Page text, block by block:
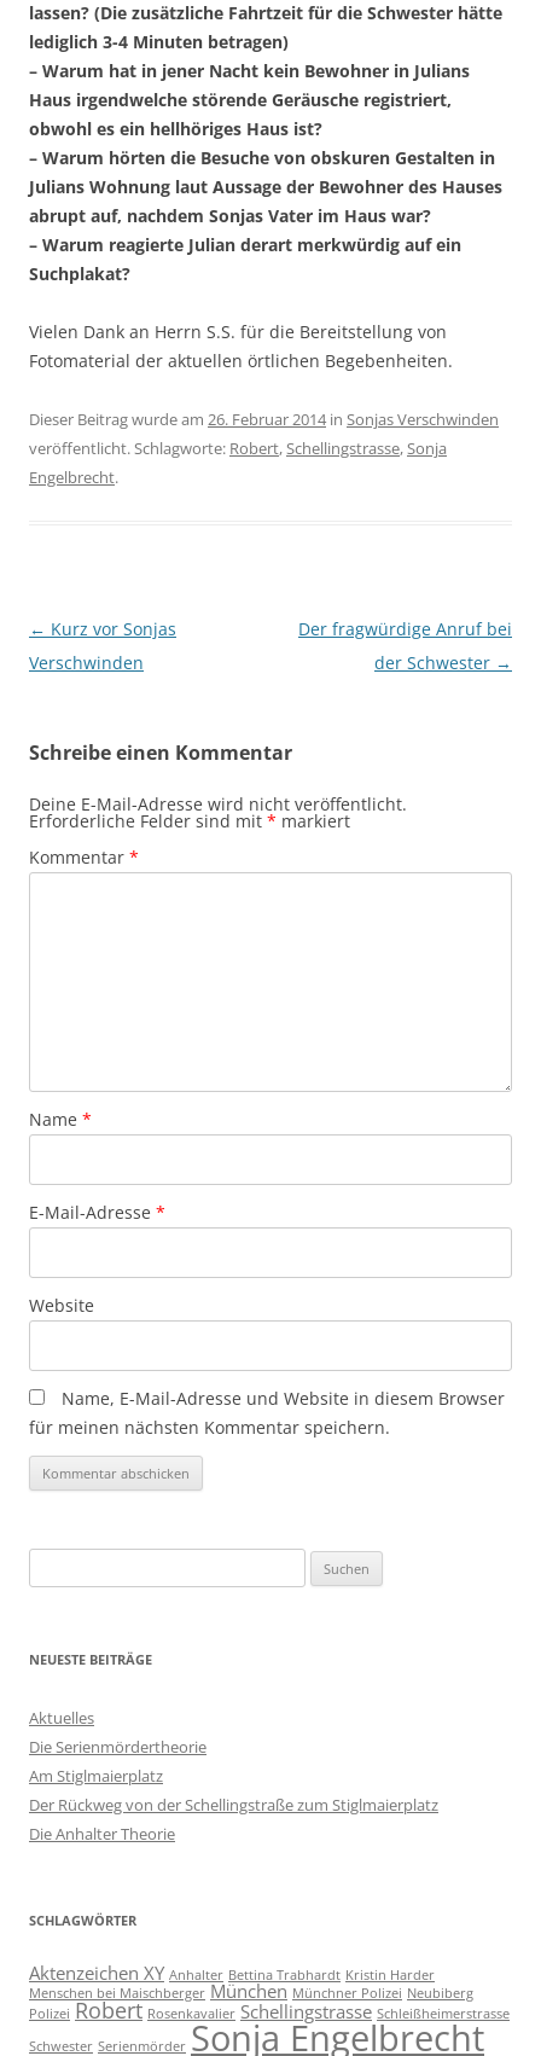
lassen? (Die zusätzliche Fahrtzeit für die Schwester hätte
lediglich 3-4 Minuten betragen)
– Warum hat in jener Nacht kein Bewohner in Julians
Haus irgendwelche störende Geräusche registriert,
obwohl es ein hellhöriges Haus ist?
– Warum hörten die Besuche von obskuren Gestalten in
Julians Wohnung laut Aussage der Bewohner des Hauses
abrupt auf, nachdem Sonjas Vater im Haus war?
– Warum reagierte Julian derart merkwürdig auf ein
Suchplakat?
Vielen Dank an Herrn S.S. für die Bereitstellung von
Fotomaterial der aktuellen örtlichen Begebenheiten.
Dieser Beitrag wurde am 26. Februar 2014in Sonjas Verschwinden
veröffentlicht. Schlagworte: Robert,Schellingstrasse,Sonja
Engelbrecht.
Beitragsnavigation
← Kurz vor Sonjas
Verschwinden
Der fragwürdige Anruf bei
der Schwester →
Schreibe einen Kommentar
Deine E-Mail-Adresse wird nicht veröffentlicht.
Erforderliche Felder sind mit * markiert
Kommentar *
Name *
E-Mail-Adresse *
Website
Name, E-Mail-Adresse und Website in diesem Browser
für meinen nächsten Kommentar speichern.
nach:
NEUESTE BEITRÄGE
Aktuelles
Die Serienmördertheorie
Am Stiglmaierplatz
Der Rückweg von der Schellingstraße zum Stiglmaierplatz
Die Anhalter Theorie
SCHLAGWÖRTER
Aktenzeichen XY Anhalter Bettina Trabhardt Kristin Harder
Menschen bei Maischberger München Münchner Polizei Neubiberg
Polizei Robert Rosenkavalier Schellingstrasse Schleißheimerstrasse
Schwester Serienmörder Sonja Engelbrecht